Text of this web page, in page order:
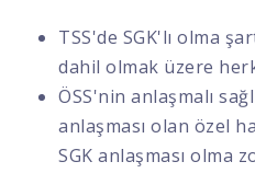
TSS'de SGK'lı olma
dahil olmak üzere
ÖSS'nin anlaşmalı
anlaşması olan özel
SGK anlaşması olma